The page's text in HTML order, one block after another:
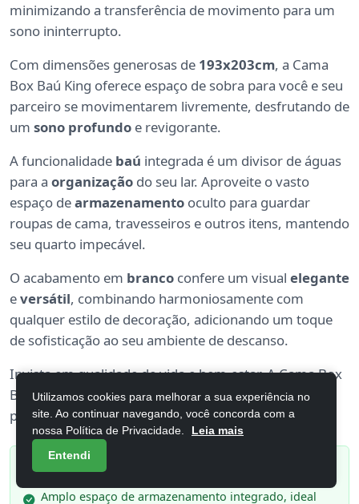
minimizando a transferência de movimento para um
sono ininterrupto.
Com dimensões generosas de 193x203cm, a Cama
Box Baú King oferece espaço de sobra para você e seu
parceiro se movimentarem livremente, desfrutando de
um sono profundo e revigorante.
A funcionalidade baú integrada é um divisor de águas
para a organização do seu lar. Aproveite o vasto
espaço dearmazenamento oculto para guardar
roupas de cama, travesseiros e outros itens, mantendo
seu quarto impecável.
O acabamento em branco confere um visual elegante
eversátil, combinando harmoniosamente com
qualquer estilo de decoração, adicionando um toque
de sofisticação ao seu ambiente de descanso.
Invista em qualidade de vida e bem-estar. A Cama Box
Baú Colchão Casal King Real é a escolha inteligente
para quem busca conforto supremoepraticidade
Pontos Positivos
Amplo espaço de armazenamento integrado, ideal
Utilizamos cookies para melhorar a sua experiência no
site. Ao continuar navegando, você concorda com a
nossa Política de Privacidade.
Leia mais
Entendi